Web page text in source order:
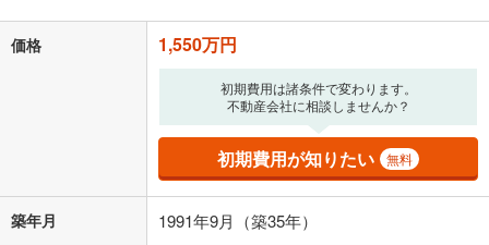
る値は、実際の金融機関等における貸出金利とは何ら関係がなく、実際
の金融機関等における貸出金利を何ら保証するものではありません。返
済方法「元利均等返済」にて算出しております。入力された金利を35年
適用した場合の計算結果を表示しています。
その他月額費用や、初期費用がかかります。ご注意ください。実際にお
借り入れの際は各金融機関等に、必ずご自身でご確認をお願いいたしま
条件によってお借り入れができないことがあります。
価格 1,550万円
初期費用は諸条件で変わります。
不動産会社に相談しませんか？
初期費用が知りたい 無料
築年月 1991年9月（築35年）